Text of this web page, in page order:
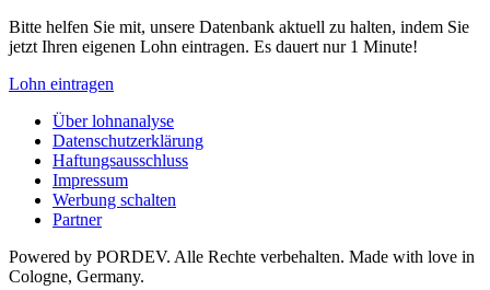
Bitte helfen Sie mit, unsere Datenbank aktuell zu halten, indem Sie
jetzt Ihren eigenen Lohn eintragen. Es dauert nur 1 Minute!
Lohn eintragen
Über lohnanalyse
Datenschutzerklärung
Haftungsausschluss
Impressum
Werbung schalten
Partner
Powered by PORDEV. Alle Rechte verbehalten. Made with love in
Cologne, Germany.